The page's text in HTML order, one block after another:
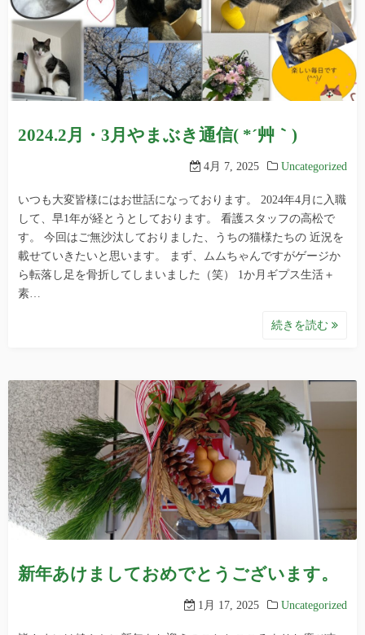
2024.2月・3月やまぶき通信( *´艸｀)
4月 7, 2025 Uncategorized
いつも大変皆様にはお世話になっております。 2024年4月に入職
して、早1年が経とうとしております。 看護スタッフの高松で
す。 今回はご無沙汰しておりました、うちの猫様たちの 近況を
載せていきたいと思います。 まず、ムムちゃんですがゲージか
ら転落し足を骨折してしまいました（笑） 1か月ギプス生活＋
素…
続きを読む
新年あけましておめでとうございます。
1月 17, 2025 Uncategorized